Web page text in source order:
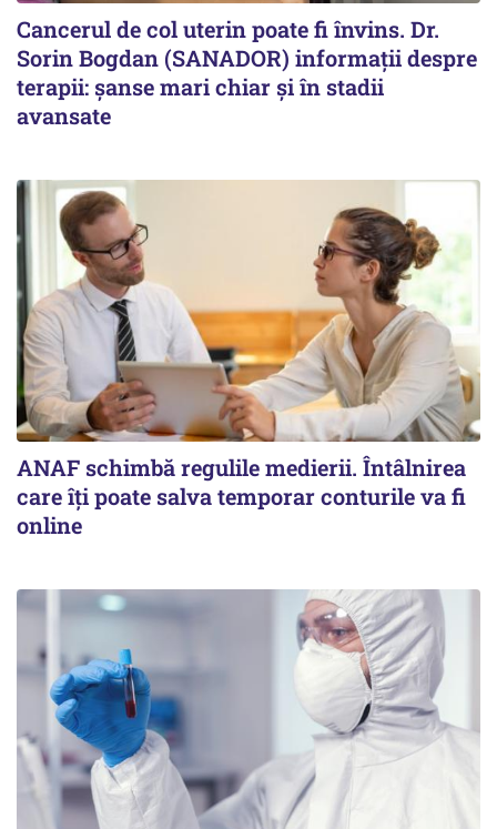
Cancerul de col uterin poate fi învins. Dr.
Sorin Bogdan (SANADOR) informații despre
terapii: șanse mari chiar și în stadii
avansate
ANAF schimbă regulile medierii. Întâlnirea
care îți poate salva temporar conturile va fi
online